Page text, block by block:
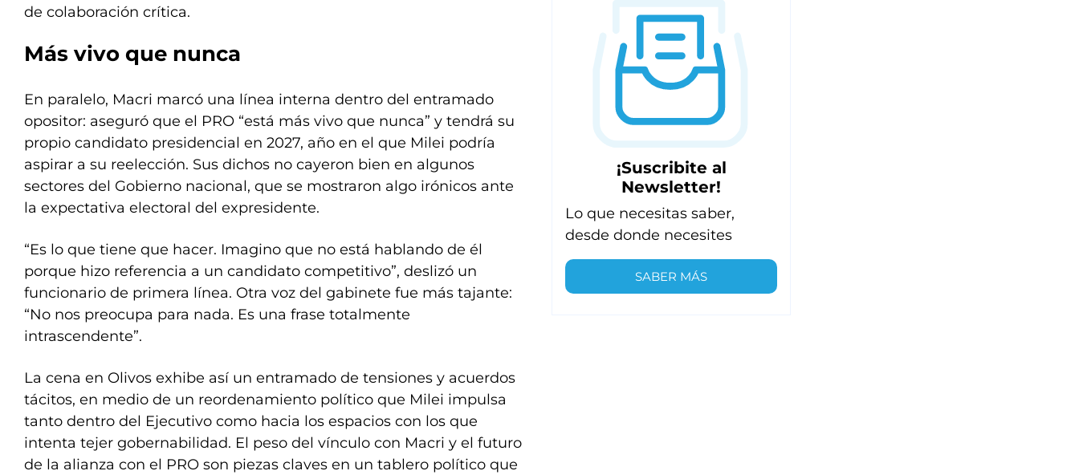
de colaboración crítica.
Más vivo que nunca
En paralelo, Macri marcó una línea interna dentro del entramado
opositor: aseguró que el PRO “está más vivo que nunca” y tendrá su
propio candidato presidencial en 2027, año en el que Milei podría
aspirar a su reelección. Sus dichos no cayeron bien en algunos
sectores del Gobierno nacional, que se mostraron algo irónicos ante
la expectativa electoral del expresidente.
“Es lo que tiene que hacer. Imagino que no está hablando de él
porque hizo referencia a un candidato competitivo”, deslizó un
funcionario de primera línea. Otra voz del gabinete fue más tajante:
“No nos preocupa para nada. Es una frase totalmente
intrascendente”.
La cena en Olivos exhibe así un entramado de tensiones y acuerdos
tácitos, en medio de un reordenamiento político que Milei impulsa
tanto dentro del Ejecutivo como hacia los espacios con los que
intenta tejer gobernabilidad. El peso del vínculo con Macri y el futuro
de la alianza con el PRO son piezas claves en un tablero político que
¡Suscribite al
Newsletter!
Lo que necesitas saber,
desde donde necesites
SABER MÁS